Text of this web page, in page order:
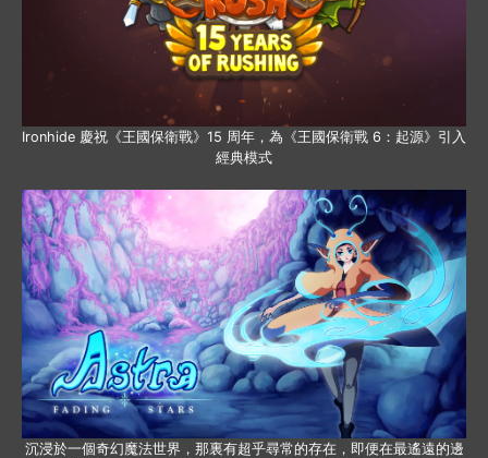
Ironhide 慶祝《王國保衛戰》15 周年，為《王國保衛戰 6：起源》引入
經典模式
沉浸於一個奇幻魔法世界，那裏有超乎尋常的存在，即便在最遙遠的邊